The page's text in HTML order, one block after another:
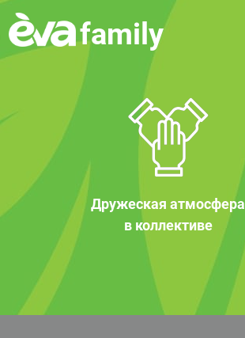
family
Дружеская атмосфера
в коллективе